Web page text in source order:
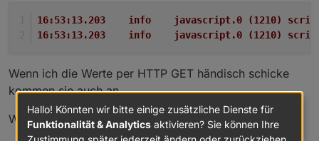
16:53:13.203	info	javascript.0
16:53:13.203	info	javascript.0
Wenn ich die Werte per HTTP GET händisch schicke
kommen sie auch an.
Was mache ich falsch ?
Hallo! Könnten wir bitte einige zusätzliche Dienste für
Funktionalität & Analytics aktivieren? Sie können Ihre